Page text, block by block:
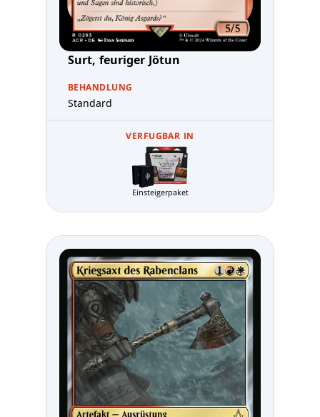
Surt, feuriger Jötun
BEHANDLUNG
Standard
VERFUGBAR IN
Einsteigerpaket